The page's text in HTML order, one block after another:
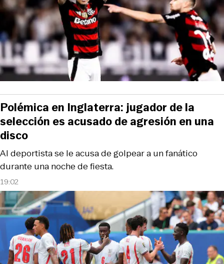
19:02
Al deportista se le acusa de golpear a un fanático
durante una noche de fiesta.
Polémica en Inglaterra: jugador de la
selección es acusado de agresión en una
disco